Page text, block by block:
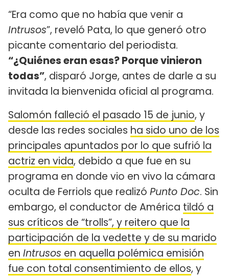
“Era como que no había que venir a
Intrusos”, reveló Pata, lo que generó otro
picante comentario del periodista.
“¿Quiénes eran esas? Porque vinieron
todas”, disparó Jorge, antes de darle a su
invitada la bienvenida oficial al programa.
Salomón falleció el pasado 15 de junio, y
desde las redes sociales ha sido uno de los
principales apuntados por lo que sufrió la
actriz en vida, debido a que fue en su
programa en donde vio en vivo la cámara
oculta de Ferriols que realizó Punto Doc. Sin
embargo, el conductor de América tildó a
sus críticos de “trolls”, y reitero que la
participación de la vedette y de su marido
en Intrusos en aquella polémica emisión
fue con total consentimiento de ellos, y